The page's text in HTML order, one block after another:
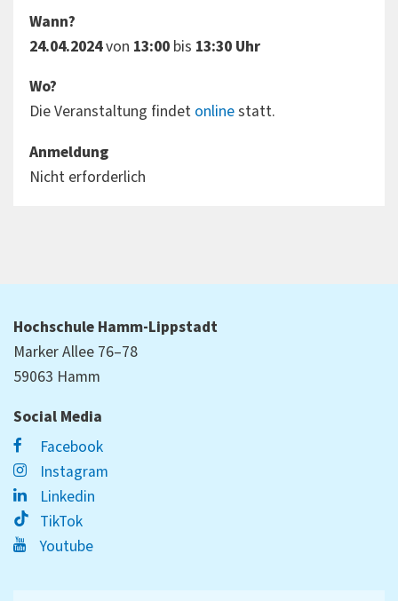
Wann?
24.04.2024von 13:00bis 13:30 Uhr
Wo?
Die Veranstaltung findet onlinestatt.
Anmeldung
Nicht erforderlich
Hochschule Hamm-Lippstadt
Marker Allee 76–78
59063 Hamm
Social Media
Facebook
Instagram
Linkedin
TikTok
Youtube